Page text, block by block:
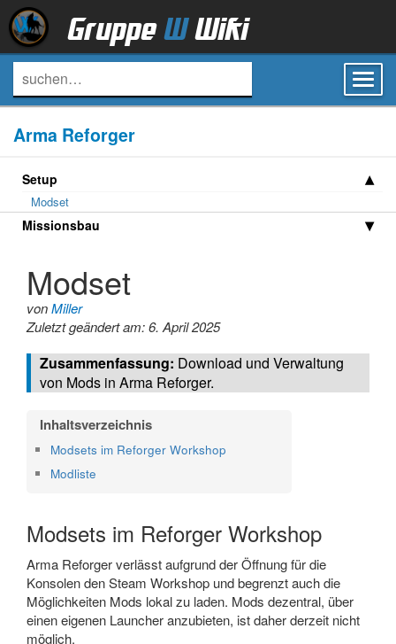
GruppeWWiki
Arma Reforger
Setup
Modset
Missionsbau
Modset
vonMiller
Zuletzt geändert am: 6. April 2025
Download und Verwaltung
von Mods in Arma Reforger.
Modsets im Reforger Workshop
Modliste
Modsets im Reforger Workshop
Arma Reforger verlässt aufgrund der Öffnung für die
Konsolen den Steam Workshop und begrenzt auch die
Möglichkeiten Mods lokal zu laden. Mods dezentral, über
einen eigenen Launcher anzubieten, ist daher derzeit nicht
möglich.